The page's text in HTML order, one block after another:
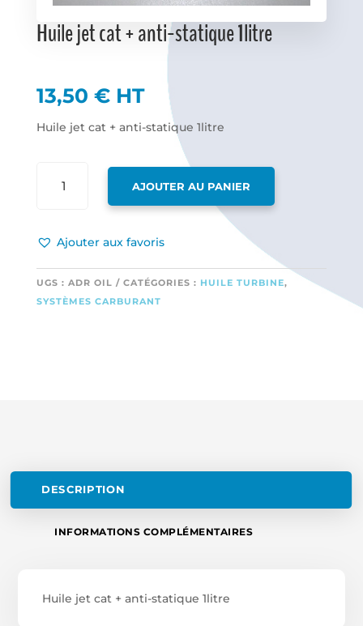
Huile jet cat + anti-statique 1litre
13,50 € HT
Huile jet cat + anti-statique 1litre
CAT
ANTI-
STATIQUE
AJOUTER AU PANIER
Ajouter aux favoris
UGS : ADR OIL CATÉGORIES : HUILE TURBINE,
SYSTÈMES CARBURANT
DESCRIPTION
INFORMATIONS COMPLÉMENTAIRES
Huile jet cat + anti-statique 1litre